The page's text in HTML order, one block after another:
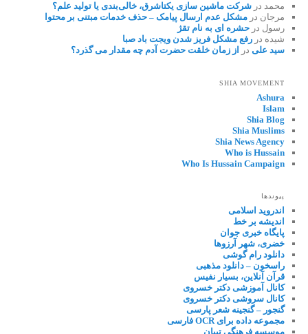
محمد درشرکت ماشین سازی یکتاشرق، خالی‌بندی یا تولید علم؟
مرجان درمشکل عدم ارسال پیامک – حذف خدمات مبتنی بر محتوا
رسول درحشره ای به نام تقژ
شیده دررفع مشکل فریز شدن ویجت باد صبا
سید علی در از زمان خلقت حضرت آدم چه مقدار می گذرد؟
SHIA MOVEMENT
Ashura
Islam
Shia Blog
Shia Muslims
Shia News Agency
Who is Hussain
Who Is Hussain Campaign
پیوندها
اندروید اسلامی
اندیشه بر خط
پایگاه خبری جوان
خضری، شهر آرزوها
دانلود رام گوشی
راسخون – دانلود مذهبی
قرآن آنلاین، بسیار نفیس
کانال آموزشی دکتر خسروی
کانال سروشی دکتر خسروی
گنجور – گنجینه شعر پارسی
مجموعه داده برای OCR فارسی
موسسه فرهنگی تبیان